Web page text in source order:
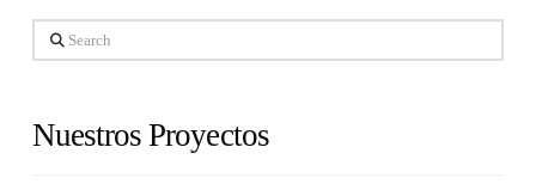
Search
Nuestros Proyectos